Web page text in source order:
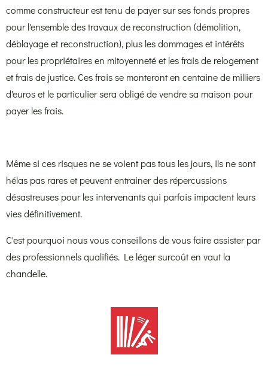
comme constructeur est tenu de payer sur ses fonds propres
pour l'ensemble des travaux de reconstruction (démolition,
déblayage et reconstruction), plus les dommages et intérêts
pour les propriétaires en mitoyenneté et les frais de relogement
et frais de justice. Ces frais se monteront en centaine de milliers
d'euros et le particulier sera obligé de vendre sa maison pour
payer les frais.
Même si ces risques ne se voient pas tous les jours, ils ne sont
hélas pas rares et peuvent entrainer des répercussions
désastreuses pour les intervenants qui parfois impactent leurs
vies définitivement.
C'est pourquoi nous vous conseillons de vous faire assister par
des professionnels qualifiés. Le léger surcoût en vaut la
chandelle.